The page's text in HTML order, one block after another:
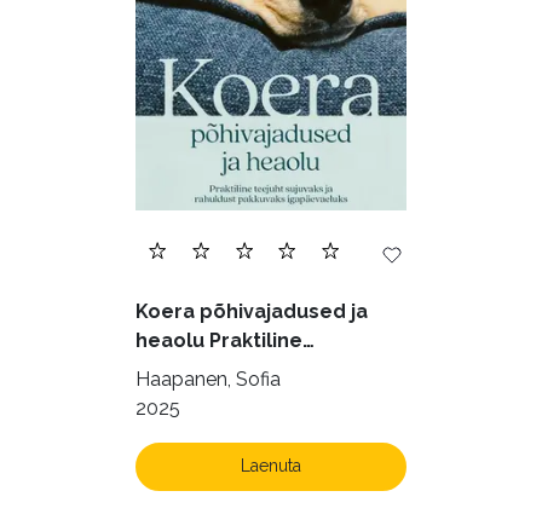
Ettevõtlus (30)
Filoloogia (121)
Filosoofia (146)
Geograafia (65)
Haridus (20)
Ilukirjandus (4258)
Krimi ja põnevik (1287)
Kultuur ja teadus (45)
Kunst ja looming (86)
Laste- ja noortekirjandus (581)
Koera põhivajadused ja
heaolu Praktiline
käsiraamat sujuvaks ja
rahuldust pakkuvaks
Haapanen, Sofia
2025
Laenuta